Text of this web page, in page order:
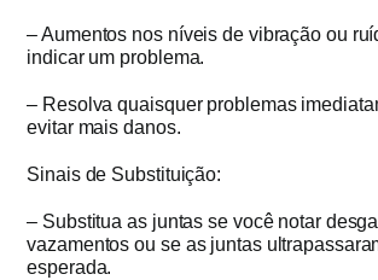
– Aumentos nos níveis de vibração ou
indicar um problema.
– Resolva quaisquer problemas
evitar mais danos.
Sinais de Substituição:
– Substitua as juntas se você notar
vazamentos ou se as juntas
esperada.